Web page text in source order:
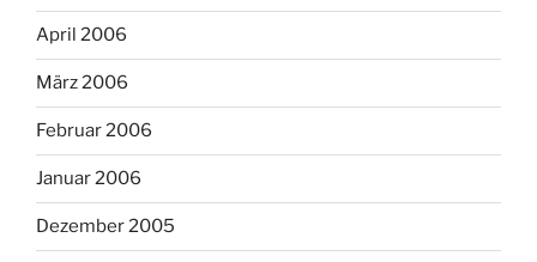
April 2006
März 2006
Februar 2006
Januar 2006
Dezember 2005